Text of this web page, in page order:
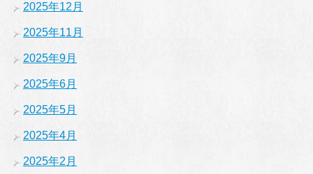
2025年12月
2025年11月
2025年9月
2025年6月
2025年5月
2025年4月
2025年2月